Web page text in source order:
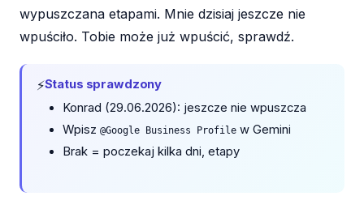
wypuszczana etapami. Mnie dzisiaj jeszcze nie
wpuściło. Tobie może już wpuścić, sprawdź.
⚡Status sprawdzony
Konrad (29.06.2026): jeszcze nie wpuszcza
Wpisz @Google Business Profilew Gemini
Brak = poczekaj kilka dni, etapy